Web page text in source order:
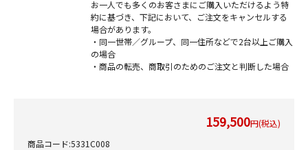
お一人でも多くのお客さまにご購入いただけるよう特
約に基づき、下記において、ご注文をキャンセルする
場合があります。
・同一世帯／グループ、同一住所などで2台以上ご購入
の場合
・商品の転売、商取引のためのご注文と判断した場合
159,500円(税込)
商品コード:5331C008